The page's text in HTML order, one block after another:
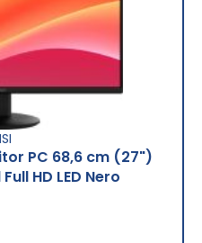
PC 68,6 cm (27")
HD LED Nero